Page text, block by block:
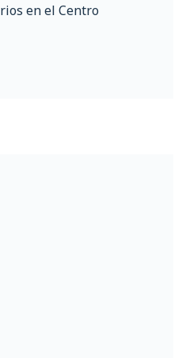
en el Centro